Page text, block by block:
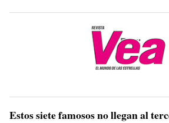
Por:
Estos siete famosos no llegan al